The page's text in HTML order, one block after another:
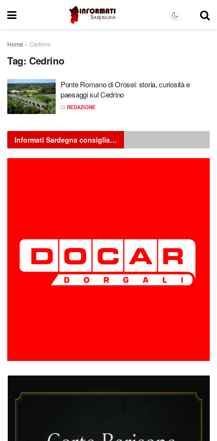
Home » Cedrino
Tag: Cedrino
Ponte Romano di Orosei: storia, curiosità e
paesaggi sul Cedrino
DI REDAZIONE
Informati Sardegna consiglia…